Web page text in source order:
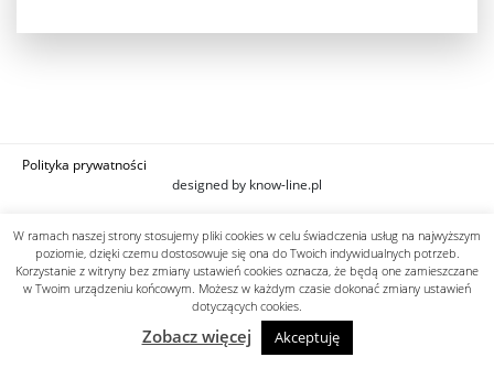
Polityka prywatności
designed by know-line.pl
W ramach naszej strony stosujemy pliki cookies w celu świadczenia usług na najwyższym
poziomie, dzięki czemu dostosowuje się ona do Twoich indywidualnych potrzeb.
Korzystanie z witryny bez zmiany ustawień cookies oznacza, że będą one zamieszczane
w Twoim urządzeniu końcowym. Możesz w każdym czasie dokonać zmiany ustawień
dotyczących cookies.
Zobacz więcej Akceptuję